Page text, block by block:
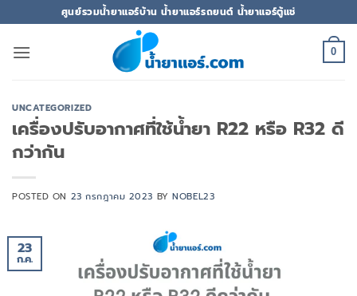
ไป
ยัง
ศูนย์รวมน้ำยาแอร์บ้าน น้ำยาแอร์รถยนต์ น้ำยาแอร์ตู้แช่
0
UNCATEGORIZED
เครื่องปรับอากาศที่ใช้น้ำยา R22 หรือ R32 ดี
กว่ากัน
POSTED ON 23 กรกฎาคม 2023 BYNOBEL23
23
ก.ค.